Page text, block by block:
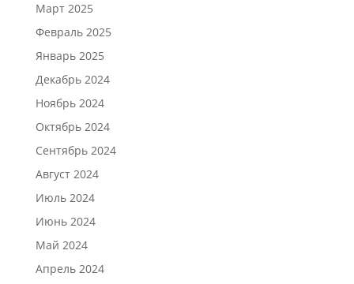
Март 2025
Февраль 2025
Январь 2025
Декабрь 2024
Ноябрь 2024
Октябрь 2024
Сентябрь 2024
Август 2024
Июль 2024
Июнь 2024
Май 2024
Апрель 2024